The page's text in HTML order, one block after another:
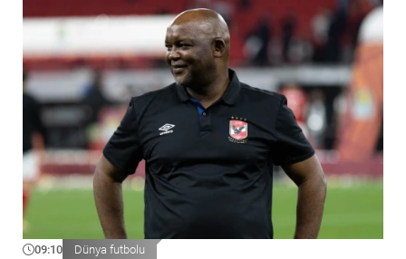
09:10 Dünya futbolu